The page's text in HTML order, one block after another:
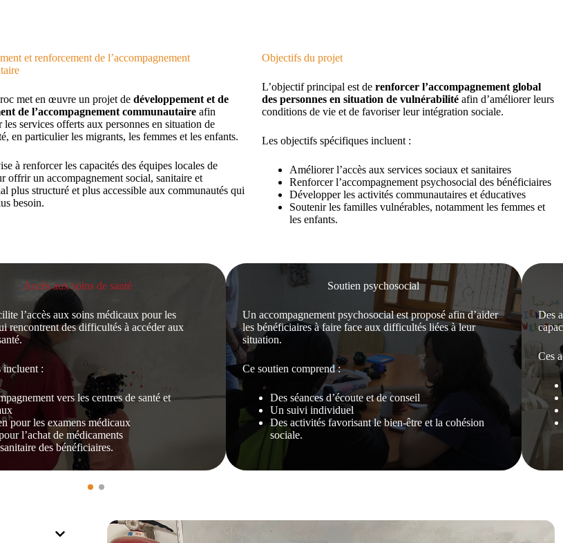
et renforcement de l’accompagnement
met en œuvre un projet de développement et de
de l’accompagnement communautaire afin
les services offerts aux personnes en situation de
en particulier les migrants, les femmes et les enfants.
à renforcer les capacités des équipes locales de
offrir un accompagnement social, sanitaire et
plus structuré et plus accessible aux communautés qui
besoin.
Objectifs du projet
L’objectif principal est de renforcer l’accompagnement global
des personnes en situation de vulnérabilité afin d’améliorer leurs
conditions de vie et de favoriser leur intégration sociale.
Les objectifs spécifiques incluent :
Améliorer l’accès aux services sociaux et sanitaires
Renforcer l’accompagnement psychosocial des bénéficiaires
Développer les activités communautaires et éducatives
Soutenir les familles vulnérables, notamment les femmes et
les enfants.
Accès aux soins de santé
l’accès aux soins médicaux pour les
rencontrent des difficultés à accéder aux
incluent :
vers les centres de santé et
pour les examens médicaux
l’achat de médicaments
des bénéficiaires.
Soutien psychosocial
Un accompagnement psychosocial est proposé afin d’aider
les bénéficiaires à faire face aux difficultés liées à leur
situation.
Ce soutien comprend :
Des séances d’écoute et de conseil
Un suivi individuel
Des activités favorisant le bien-être et la cohésion
sociale.
Des
Ces